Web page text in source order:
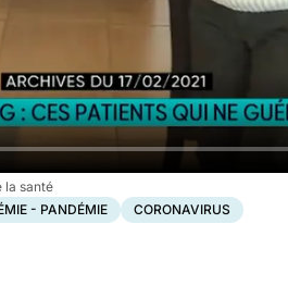
la santé
- PANDÉMIE CORONAVIRUS